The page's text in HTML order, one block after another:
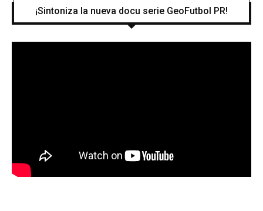
¡Sintoniza la nueva docu serie GeoFutbol PR!